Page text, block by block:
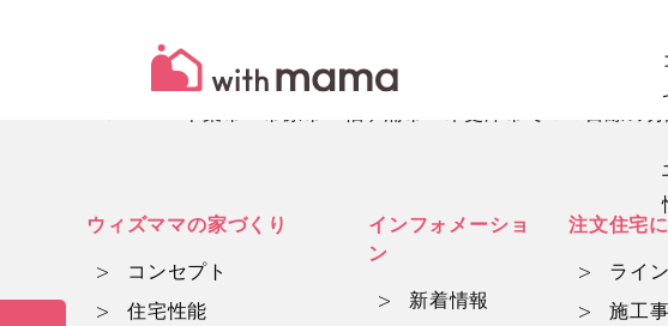
千葉市・市原市・袖ヶ浦市・木更津市でママ目線の
ウィズママの家づくり
コンセプト
住宅性能
インフォメーショ
ン
新着情報
注文住宅
ライ
施工